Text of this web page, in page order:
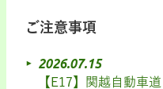
ご注意事項
2026.07.15
【E17】関越自動車